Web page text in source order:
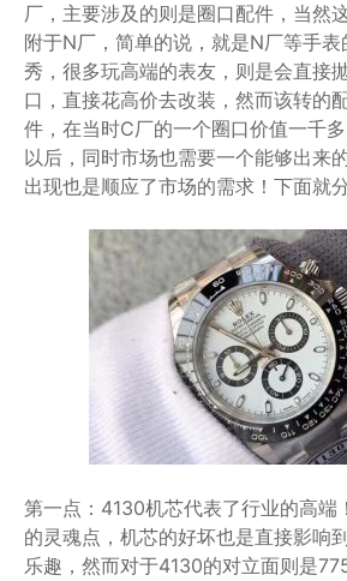
厂，主要涉及的则是圈口配件，当然
附于N厂，简单的说，就是N厂等手
秀，很多玩高端的表友，则是会直接
口，直接花高价去改装，然而该转的
件，在当时C厂的一个圈口价值一千
以后，同时市场也需要一个能够出来
出现也是顺应了市场的需求！下面就
第一点：4130机芯代表了行业的高端
的灵魂点，机芯的好坏也是直接影响
乐趣，然而对于4130的对立面则是